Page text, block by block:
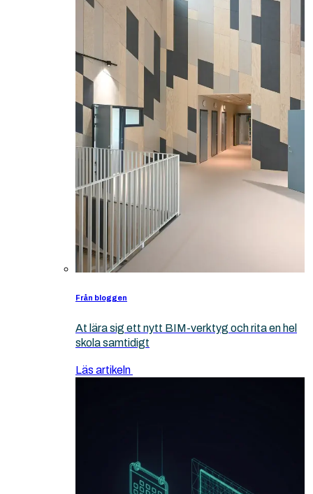
Från bloggen
At lära sig ett nytt BIM-verktyg och rita en hel
skola samtidigt
Läs artikeln